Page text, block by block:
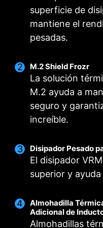
superficie de
mantiene el
pesadas.
M.2 Shield Frozr
La solución
M.2 ayuda a
seguro y
increíble.
Disipador Pesado
El disipador
superior y
Almohadilla
Adicional de
Almohadillas
FOR CPU COOLER
VENTILADOR
Permite a los
Ajusta la
según el modo